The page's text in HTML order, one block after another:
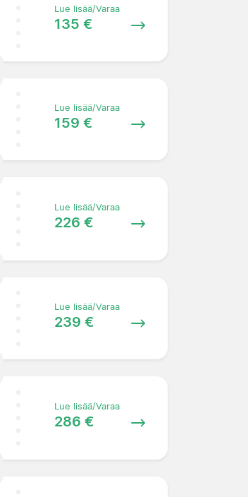
Lue lisää/Varaa
135 €
Lue lisää/Varaa
159 €
Lue lisää/Varaa
226 €
Lue lisää/Varaa
239 €
Lue lisää/Varaa
286 €